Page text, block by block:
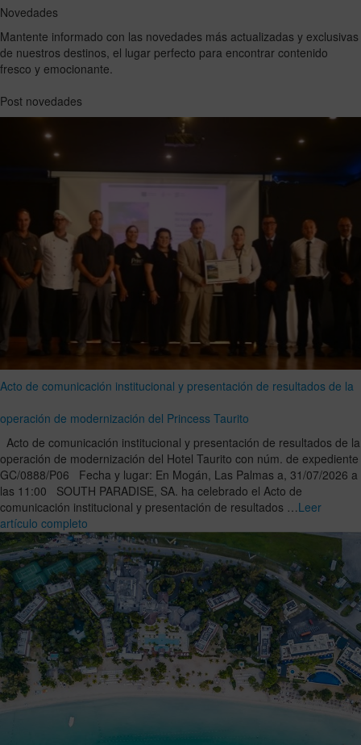
Novedades
Mantente informado con las novedades más actualizadas y exclusivas
de nuestros destinos, el lugar perfecto para encontrar contenido
fresco y emocionante.
Post novedades
Acto de comunicación institucional y presentación de resultados de la
operación de modernización del Princess Taurito
Acto de comunicación institucional y presentación de resultados de la
operación de modernización del Hotel Taurito con núm. de expediente
GC/0888/P06 Fecha y lugar: En Mogán, Las Palmas a, 31/07/2026 a
las 11:00 SOUTH PARADISE, SA. ha celebrado el Acto de
comunicación institucional y presentación de resultados …Leer
artículo completo